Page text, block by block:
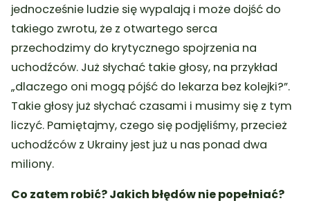
jednocześnie ludzie się wypalają i może dojść do
takiego zwrotu, że z otwartego serca
przechodzimy do krytycznego spojrzenia na
uchodźców. Już słychać takie głosy, na przykład
„dlaczego oni mogą pójść do lekarza bez kolejki?”.
Takie głosy już słychać czasami i musimy się z tym
liczyć. Pamiętajmy, czego się podjęliśmy, przecież
uchodźców z Ukrainy jest już u nas ponad dwa
miliony.
Co zatem robić? Jakich błędów nie popełniać?